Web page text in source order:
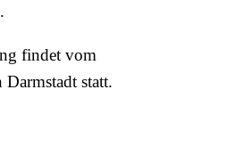
findet vom
statt.